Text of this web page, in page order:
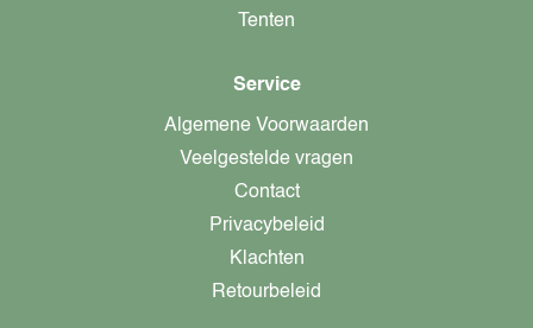
Tenten
Service
Algemene Voorwaarden
Veelgestelde vragen
Contact
Privacybeleid
Klachten
Retourbeleid